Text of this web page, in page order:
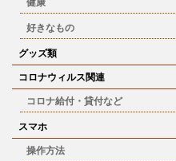
健康
好きなもの
グッズ類
コロナウィルス関連
コロナ給付・貸付など
スマホ
操作方法